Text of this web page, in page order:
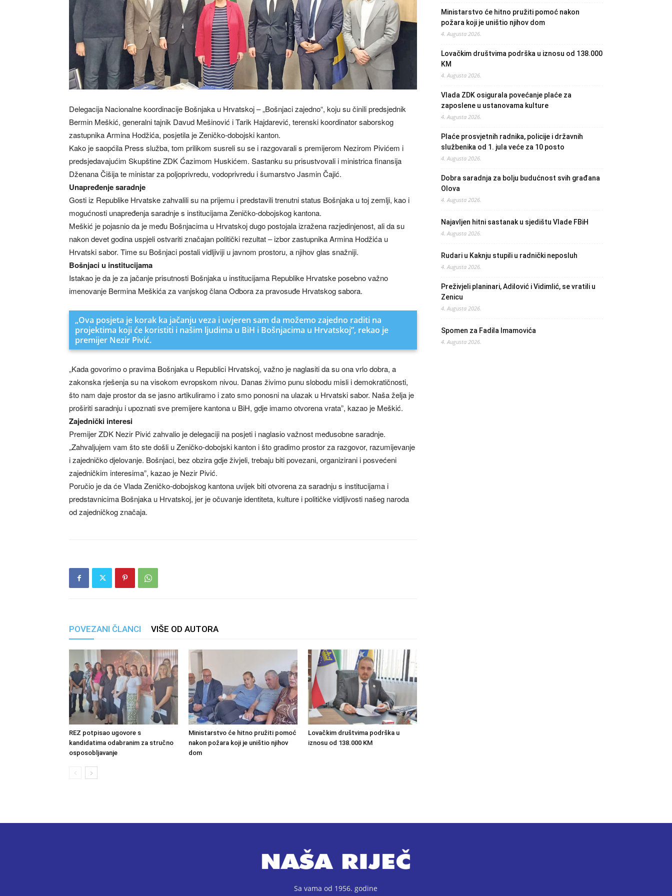
Delegacija Nacionalne koordinacije Bošnjaka u Hrvatskoj – „Bošnjaci zajedno“, koju su činili predsjednik
Bermin Meškić, generalni tajnik Davud Mešinović i Tarik Hajdarević, terenski koordinator saborskog
zastupnika Armina Hodžića, posjetila je Zeničko-dobojski kanton.
Kako je saopćila Press služba, tom prilikom susreli su se i razgovarali s premijerom Nezirom Pivićem i
predsjedavajućim Skupštine ZDK Ćazimom Huskićem. Sastanku su prisustvovali i ministrica finansija
Dženana Čišija te ministar za poljoprivredu, vodoprivredu i šumarstvo Jasmin Čajić.
Unapređenje saradnje
Gosti iz Republike Hrvatske zahvalili su na prijemu i predstavili trenutni status Bošnjaka u toj zemlji, kao i
mogućnosti unapređenja saradnje s institucijama Zeničko-dobojskog kantona.
Meškić je pojasnio da je među Bošnjacima u Hrvatskoj dugo postojala izražena razjedinjenost, ali da su
nakon devet godina uspjeli ostvariti značajan politički rezultat – izbor zastupnika Armina Hodžića u
Hrvatski sabor. Time su Bošnjaci postali vidljiviji u javnom prostoru, a njihov glas snažniji.
Bošnjaci u institucijama
Istakao je da je za jačanje prisutnosti Bošnjaka u institucijama Republike Hrvatske posebno važno
imenovanje Bermina Meškića za vanjskog člana Odbora za pravosuđe Hrvatskog sabora.
„Ova posjeta je korak ka jačanju veza i uvjeren sam da možemo zajedno raditi na
projektima koji će koristiti i našim ljudima u BiH i Bošnjacima u Hrvatskoj”, rekao je
premijer Nezir Pivić.
„Kada govorimo o pravima Bošnjaka u Republici Hrvatskoj, važno je naglasiti da su ona vrlo dobra, a
zakonska rješenja su na visokom evropskom nivou. Danas živimo punu slobodu misli i demokratičnosti,
što nam daje prostor da se jasno artikuliramo i zato smo ponosni na ulazak u Hrvatski sabor. Naša želja je
proširiti saradnju i upoznati sve premijere kantona u BiH, gdje imamo otvorena vrata”, kazao je Meškić.
Zajednički interesi
Premijer ZDK Nezir Pivić zahvalio je delegaciji na posjeti i naglasio važnost međusobne saradnje.
„Zahvaljujem vam što ste došli u Zeničko-dobojski kanton i što gradimo prostor za razgovor, razumijevanje
i zajedničko djelovanje. Bošnjaci, bez obzira gdje živjeli, trebaju biti povezani, organizirani i posvećeni
zajedničkim interesima”, kazao je Nezir Pivić.
Poručio je da će Vlada Zeničko-dobojskog kantona uvijek biti otvorena za saradnju s institucijama i
predstavnicima Bošnjaka u Hrvatskoj, jer je očuvanje identiteta, kulture i političke vidljivosti našeg naroda
od zajedničkog značaja.
POVEZANI ČLANCI VIŠE OD AUTORA
REZ potpisao ugovore s
kandidatima odabranim za stručno
osposobljavanje
Ministarstvo će hitno pružiti pomoć
nakon požara koji je uništio njihov
dom
Lovačkim društvima podrška u
iznosu od 138.000 KM
Ministarstvo će hitno pružiti pomoć nakon
požara koji je uništio njihov dom
4. Augusta 2026.
Lovačkim društvima podrška u iznosu od 138.000
KM
4. Augusta 2026.
Vlada ZDK osigurala povećanje plaće za
zaposlene u ustanovama kulture
4. Augusta 2026.
Plaće prosvjetnih radnika, policije i državnih
službenika od 1. jula veće za 10 posto
4. Augusta 2026.
Dobra saradnja za bolju budućnost svih građana
Olova
4. Augusta 2026.
Najavljen hitni sastanak u sjedištu Vlade FBiH
4. Augusta 2026.
Rudari u Kaknju stupili u radnički neposluh
4. Augusta 2026.
Preživjeli planinari, Adilović i Vidimlić, se vratili u
Zenicu
4. Augusta 2026.
Spomen za Fadila Imamovića
4. Augusta 2026.
Sa vama od 1956. godine